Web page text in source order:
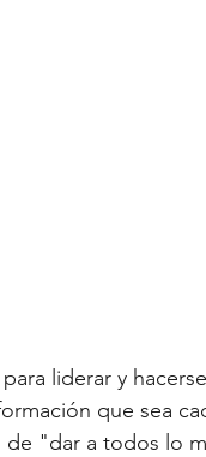
liderar y
que sea
de "dar a todos lo